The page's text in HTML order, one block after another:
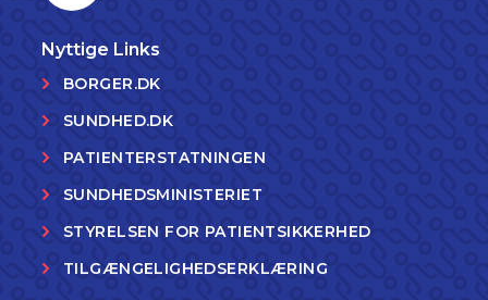
Nyttige Links
BORGER.DK
SUNDHED.DK
PATIENTERSTATNINGEN
SUNDHEDSMINISTERIET
STYRELSEN FOR PATIENTSIKKERHED
TILGÆNGELIGHEDSERKLÆRING